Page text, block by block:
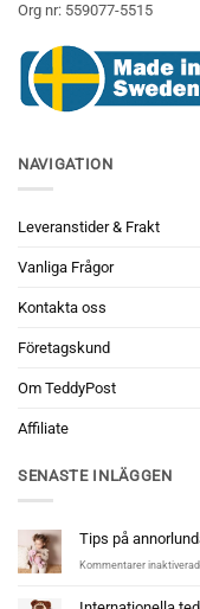
Org nr: 559077-5515
NAVIGATION
Leveranstider & Frakt
Vanliga Frågor
Kontakta oss
Företagskund
Om TeddyPost
Affiliate
SENASTE INLÄGGEN
Tips på
Kommentarer